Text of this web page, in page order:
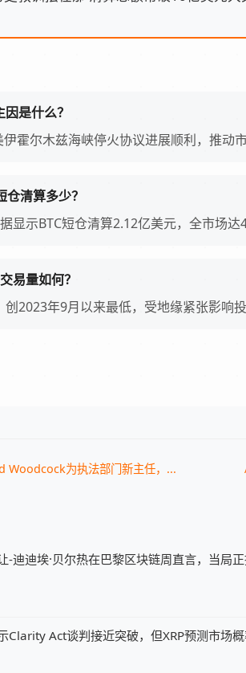
是什么？
霍尔木兹海峡停火协议进展顺利，推动市
清算多少？
显示BTC短仓清算2.12亿美元，全市场达
易量如何？
2023年9月以来最低，受地缘紧张影响投
Woodcock为执法部门新主任，...
-迪迪埃·贝尔热在巴黎区块链周直言，当局
Clarity Act谈判接近突破，但XRP预测市场